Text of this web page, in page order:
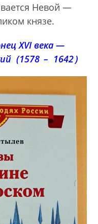
Невой —
князе.
XVI века —
(1578 – 1642 )